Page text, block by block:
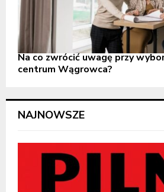
Na co zwrócić uwagę przy
centrum Wągrowca?
NAJNOWSZE